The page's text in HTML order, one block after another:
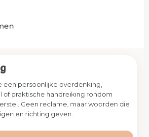
een persoonlijke overdenking,
of praktische handreiking rondom
Geen reclame, maar woorden die
en richting geven.